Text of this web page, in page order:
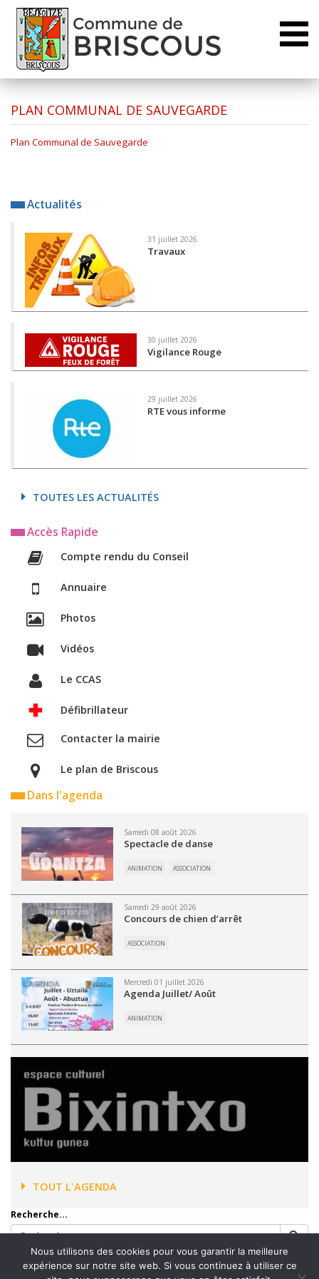
PLAN COMMUNAL DE SAUVEGARDE
Plan Communal de Sauvegarde
Actualités
31 juillet 2026
Travaux
30 juillet 2026
Vigilance Rouge
29 juillet 2026
RTE vous informe
TOUTES LES ACTUALITÉS
Accès Rapide
Compte rendu du Conseil
Annuaire
Photos
Vidéos
Le CCAS
Défibrillateur
Contacter la mairie
Le plan de Briscous
Dans l'agenda
Samedi 08 août 2026
Spectacle de danse
ANIMATION ASSOCIATION
Samedi 29 août 2026
Concours de chien d’arrêt
ASSOCIATION
Mercredi 01 juillet 2026
Agenda Juillet/ Août
ANIMATION
TOUT L'AGENDA
Recherche...
Nous utilisons des cookies pour vous garantir la meilleure
expérience sur notre site web. Si vous continuez à utiliser ce